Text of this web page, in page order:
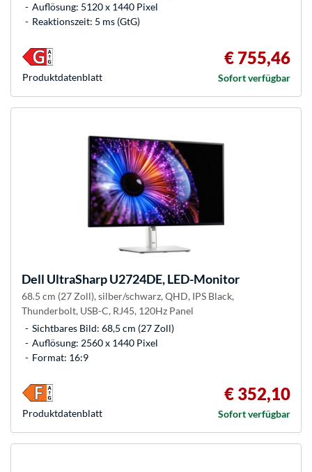
Auflösung: 5120 x 1440 Pixel
Reaktionszeit: 5 ms (GtG)
€ 755,46
Sofort verfügbar
Produkt­datenblatt
Dell UltraSharp U2724DE, LED-Monitor
68.5 cm (27 Zoll), silber/schwarz, QHD, IPS Black,
Thunderbolt, USB-C, RJ45, 120Hz Panel
Sichtbares Bild: 68,5 cm (27 Zoll)
Auflösung: 2560 x 1440 Pixel
Format: 16:9
€ 352,10
Sofort verfügbar
Produkt­datenblatt